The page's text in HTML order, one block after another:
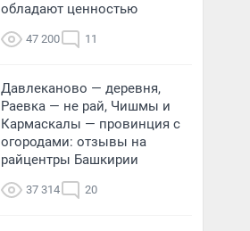
обладают ценностью
47 200 11
Давлеканово — деревня,
Раевка — не рай, Чишмы и
Кармаскалы — провинция с
огородами: отзывы на
райцентры Башкирии
37 314 20